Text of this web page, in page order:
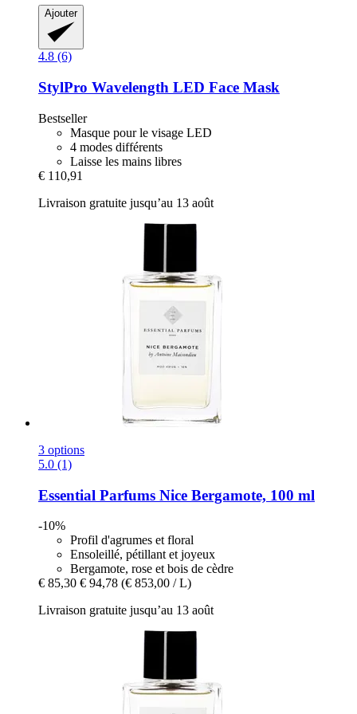
Ajouter
4.8 (6)
StylPro Wavelength LED Face Mask
Bestseller
Masque pour le visage LED
4 modes différents
Laisse les mains libres
€ 110,91
Livraison gratuite jusqu’au 13 août
3 options
5.0 (1)
Essential Parfums Nice Bergamote, 100 ml
-10%
Profil d'agrumes et floral
Ensoleillé, pétillant et joyeux
Bergamote, rose et bois de cèdre
€ 85,30 € 94,78 (€ 853,00 / L)
Livraison gratuite jusqu’au 13 août